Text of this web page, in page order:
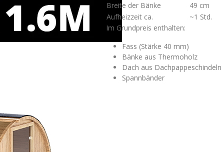
Breite der Bänke
49 cm
Aufheizzeit ca.
~1 Std.
Im Grundpreis enthalten:
Fass (Stärke 40 mm)
Bänke aus Thermoholz
Dach aus Dachpappeschindeln
Spannbänder